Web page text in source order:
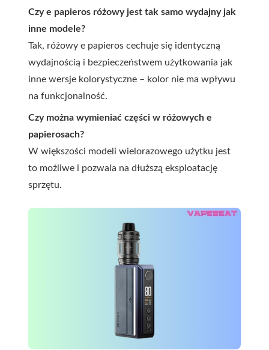
Czy e papieros różowy jest tak samo wydajny jak
inne modele?
Tak, różowy e papieros cechuje się identyczną
wydajnością i bezpieczeństwem użytkowania jak
inne wersje kolorystyczne – kolor nie ma wpływu
na funkcjonalność.
Czy można wymieniać części w różowych e
papierosach?
W większości modeli wielorazowego użytku jest
to możliwe i pozwala na dłuższą eksploatację
sprzętu.